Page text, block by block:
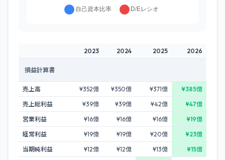
2023 2024 2025 2026
損益計算書
売上高 ¥352億 ¥350億 ¥371億
¥385億
売上総利益
¥39億 ¥39億 ¥42億
¥47億
営業利益
¥16億 ¥16億 ¥16億
¥19億
経常利益
¥19億 ¥19億 ¥20億
¥23億
当期純利益
¥12億 ¥12億 ¥13億
¥15億